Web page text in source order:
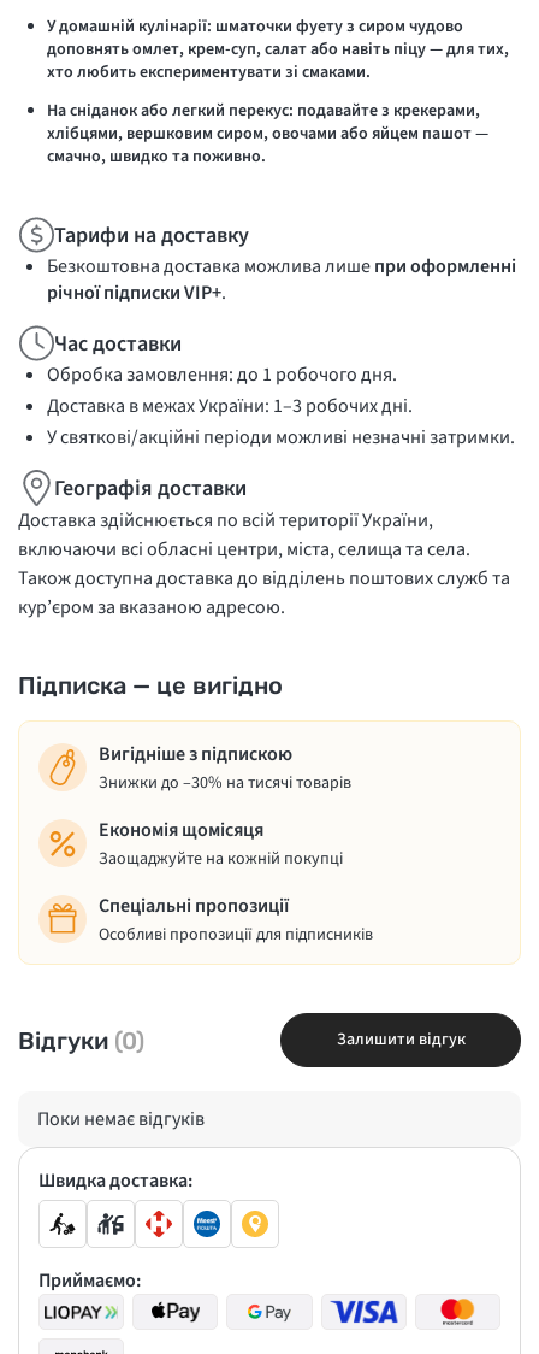
У домашній кулінарії: шматочки фуету з сиром чудово
доповнять омлет, крем-суп, салат або навіть піцу — для тих,
хто любить експериментувати зі смаками.
На сніданок або легкий перекус: подавайте з крекерами,
хлібцями, вершковим сиром, овочами або яйцем пашот —
смачно, швидко та поживно.
Тарифи на доставку
Безкоштовна доставка можлива лишепри оформленні
річної підписки VIP+.
Час доставки
Обробка замовлення: до 1 робочого дня.
Доставка в межах України: 1–3 робочих дні.
У святкові/акційні періоди можливі незначні затримки.
Географія доставки
Доставка здійснюється по всій території України,
включаючи всі обласні центри, міста, селища та села.
Також доступна доставка до відділень поштових служб та
кур’єром за вказаною адресою.
Підписка — це вигідно
Вигідніше з підпискою
Знижки до –30% на тисячі товарів
Економія щомісяця
Заощаджуйте на кожній покупці
Спеціальні пропозиції
Особливі пропозиції для підписників
Відгуки (0) Залишити відгук
Поки немає відгуків
Швидка доставка:
Приймаємо: